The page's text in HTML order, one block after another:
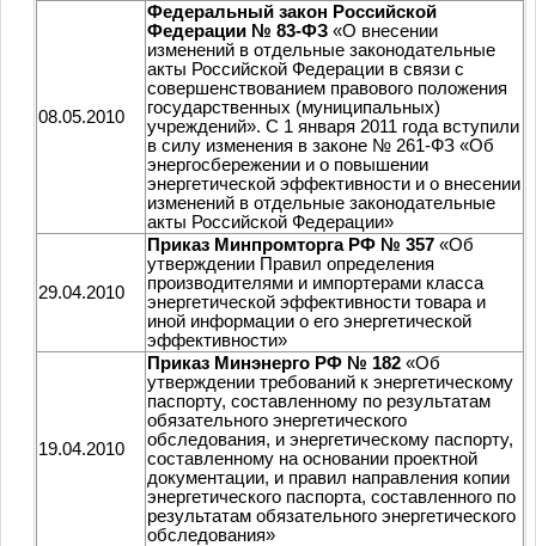
08.05.2010
Федеральный закон Российской
Федерации № 83-ФЗ «О внесении
изменений в отдельные законодательные
акты Российской Федерации в связи с
совершенствованием правового положения
государственных (муниципальных)
учреждений». C 1 января 2011 года вступили
в силу изменения в законе № 261-ФЗ «Об
энергосбережении и о повышении
энергетической эффективности и о внесении
изменений в отдельные законодательные
акты Российской Федерации»
29.04.2010
Приказ Минпромторга РФ № 357 «Об
утверждении Правил определения
производителями и импортерами класса
энергетической эффективности товара и
иной информации о его энергетической
эффективности»
19.04.2010
Приказ Минэнерго РФ № 182 «Об
утверждении требований к энергетическому
паспорту, составленному по результатам
обязательного энергетического
обследования, и энергетическому паспорту,
составленному на основании проектной
документации, и правил направления копии
энергетического паспорта, составленного по
результатам обязательного энергетического
обследования»